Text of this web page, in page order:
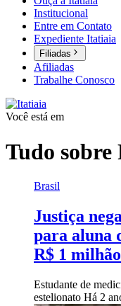
Institucional
Entre em Contato
Expediente Itatiaia
Filiadas
Afiliadas
Trabalhe Conosco
Você está em
Tudo sobre
Brasil
Justiça
para aluna
R$ 1 milhão
Estudante de
estelionato Há 2